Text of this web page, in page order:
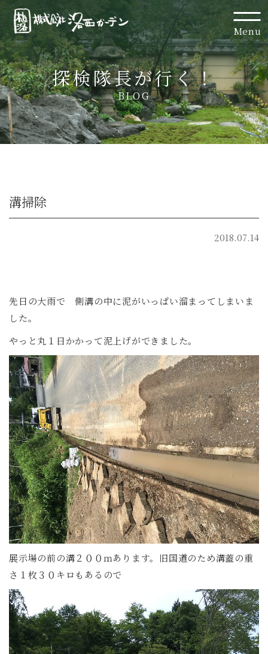
Menu
探検隊長が行く！
BLOG
溝掃除
2018.07.14
先日の大雨で 側溝の中に泥がいっぱい溜まってしまいま
した。
やっと丸１日かかって泥上げができました。
展示場の前の溝２００ｍあります。旧国道のため溝蓋の重
さ１枚３０キロもあるので